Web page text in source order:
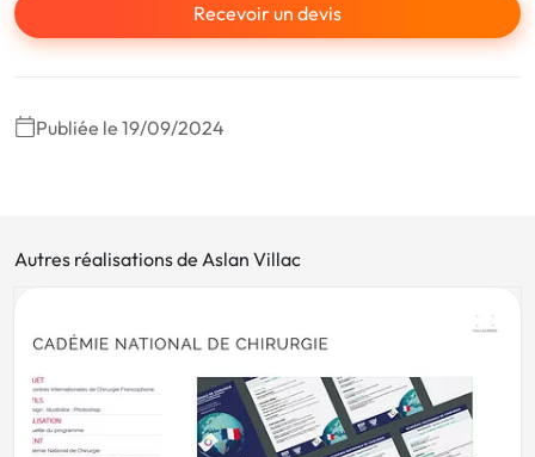
Recevoir un devis
Publiée le 19/09/2024
Autres réalisations de Aslan Villac